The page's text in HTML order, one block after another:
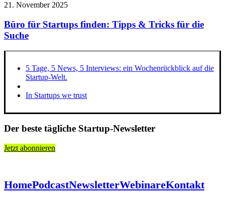
21. November 2025
Büro für Startups finden: Tipps & Tricks für die
Suche
5 Tage, 5 News, 5 Interviews: ein Wochenrückblick auf die
Startup-Welt.
In Startups we trust
Der beste tägliche Startup-Newsletter
Jetzt abonnieren
HomePodcastNewsletterWebinareKontakt